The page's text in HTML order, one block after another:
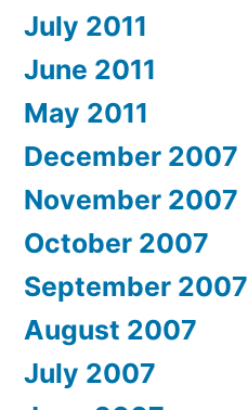
July 2011
June 2011
May 2011
December 2007
November 2007
October 2007
September 2007
August 2007
July 2007